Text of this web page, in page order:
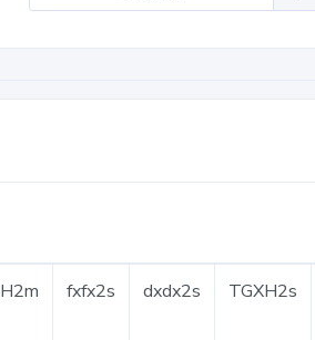
fxfx2s dxdx2s TGXH2s